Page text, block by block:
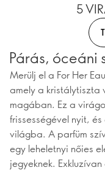
5
Párás, óceáni
Merülj el a For Her
amely a kristálytiszta
magában. Ez a
frissességével nyit,
világba. A parfüm
egy leheletnyi nőies
jegyeknek.